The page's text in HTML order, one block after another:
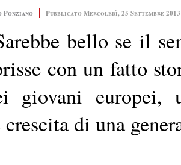
Ponziano Pubblicato Mercoledì, 25 Settembre 2013
bello se il
con un fatto
giovani europei,
crescita di una